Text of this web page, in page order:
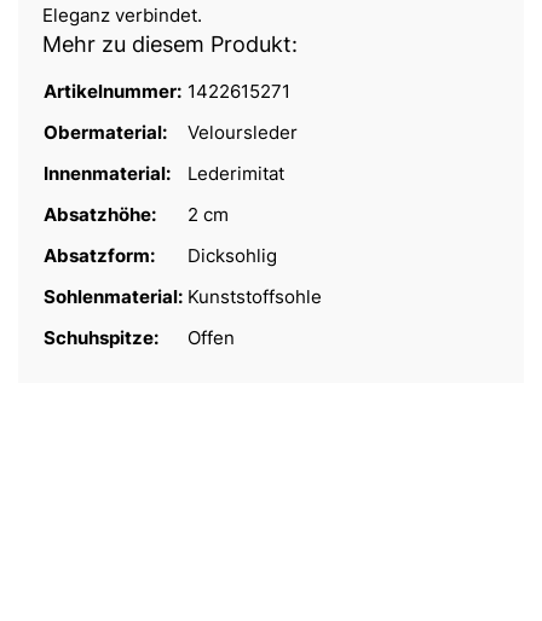
Eleganz verbindet.
Mehr zu diesem Produkt:
Artikelnummer: 1422615271
Obermaterial:
Veloursleder
Innenmaterial:
Lederimitat
Absatzhöhe:
2 cm
Absatzform:
Dicksohlig
Sohlenmaterial: Kunststoffsohle
Schuhspitze:
Offen